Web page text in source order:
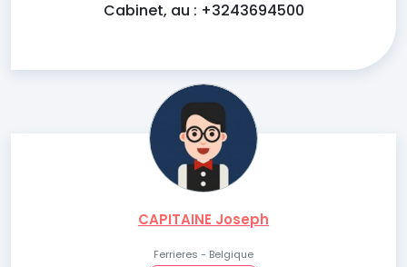
Cabinet, au : +3243694500
CAPITAINE Joseph
Ferrieres - Belgique